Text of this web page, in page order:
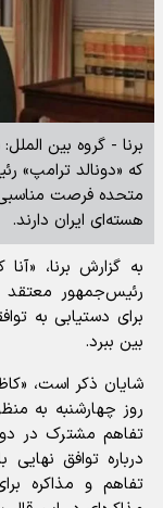
برنا - گروه بین
که «دونالد ترامپ»
متحده فرصت مناسبی
هسته‌ای ایران دارند.
به گزارش برنا،
رئیس‌جمهور معتقد
برای دستیابی به
بین ببرد.
شایان ذکر است،
روز چهارشنبه به
تفاهم مشترک در
درباره توافق نهایی
تفاهم و مذاکره